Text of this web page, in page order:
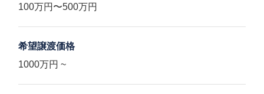
100万円〜500万円
希望譲渡価格
1000万円 ~